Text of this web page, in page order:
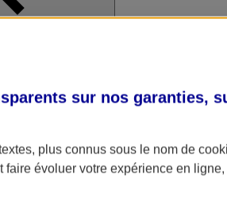
sur nos garanties,
plus connus sous le nom de
évoluer votre expérience en